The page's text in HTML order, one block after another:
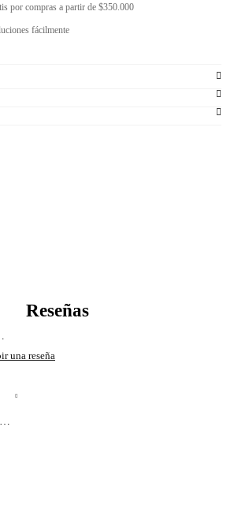
por compras a partir de $350.000
fácilmente